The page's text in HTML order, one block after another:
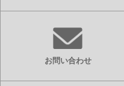
お問い合わせ